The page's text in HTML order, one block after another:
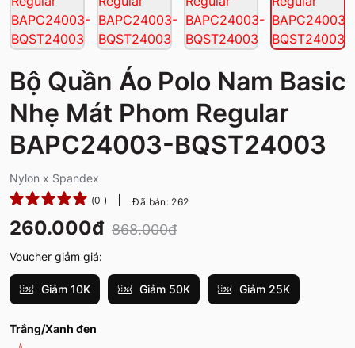
Bộ Quần Áo Polo Nam Basic
Nhẹ Mát Phom Regular
BAPC24003-BQST24003
Nylon x Spandex
(0 ) Đã bán: 262
260.000đ 868.000đ
Voucher giảm giá:
Giảm 10K Giảm 50K Giảm 25K
Trắng/Xanh đen